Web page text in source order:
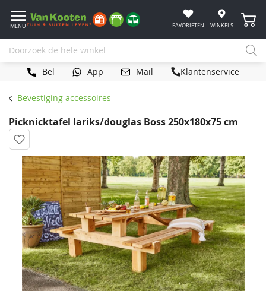
MENU FAVORIETEN WINKELS
Bel App Mail Klantenservice
Bevestiging accessoires
Picknicktafel lariks/douglas Boss 250x180x75 cm